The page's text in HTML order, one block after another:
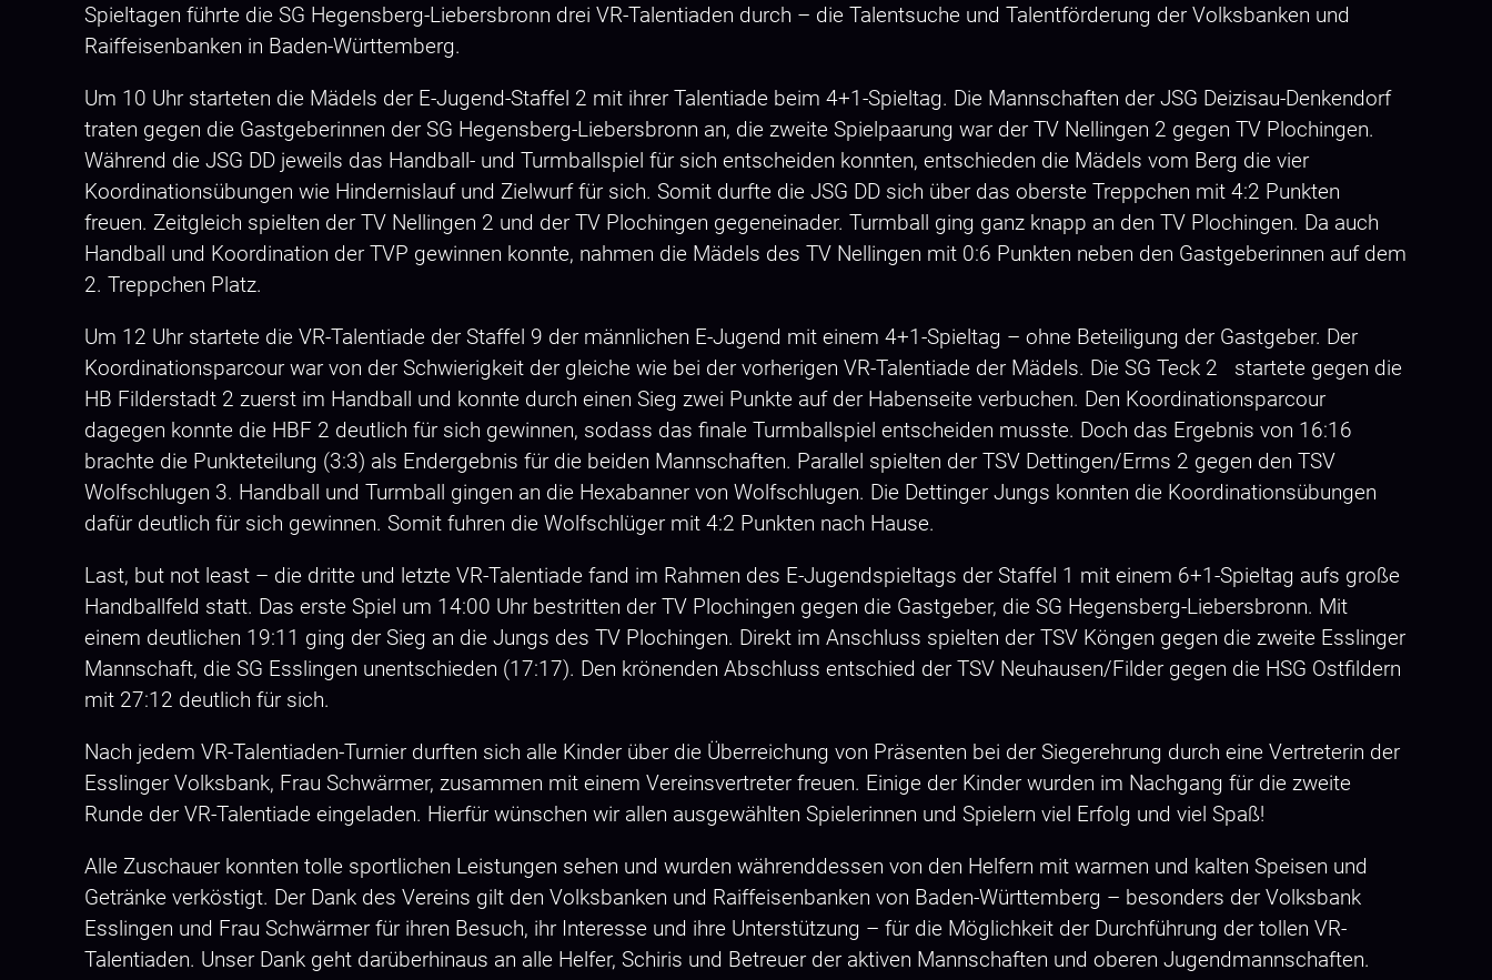
Spieltagen führte die SG Hegensberg-Liebersbronn drei VR-Talentiaden durch – die Talentsuche und Talentförderung der Volksbanken und
Raiffeisenbanken in Baden-Württemberg.
Um 10 Uhr starteten die Mädels der E-Jugend-Staffel 2 mit ihrer Talentiade beim 4+1-Spieltag. Die Mannschaften der JSG Deizisau-Denkendorf
traten gegen die Gastgeberinnen der SG Hegensberg-Liebersbronn an, die zweite Spielpaarung war der TV Nellingen 2 gegen TV Plochingen.
Während die JSG DD jeweils das Handball- und Turmballspiel für sich entscheiden konnten, entschieden die Mädels vom Berg die vier
Koordinationsübungen wie Hindernislauf und Zielwurf für sich. Somit durfte die JSG DD sich über das oberste Treppchen mit 4:2 Punkten
freuen. Zeitgleich spielten der TV Nellingen 2 und der TV Plochingen gegeneinader. Turmball ging ganz knapp an den TV Plochingen. Da auch
Handball und Koordination der TVP gewinnen konnte, nahmen die Mädels des TV Nellingen mit 0:6 Punkten neben den Gastgeberinnen auf dem
2. Treppchen Platz.
Um 12 Uhr startete die VR-Talentiade der Staffel 9 der männlichen E-Jugend mit einem 4+1-Spieltag – ohne Beteiligung der Gastgeber. Der
Koordinationsparcour war von der Schwierigkeit der gleiche wie bei der vorherigen VR-Talentiade der Mädels. Die SG Teck 2 startete gegen die
HB Filderstadt 2 zuerst im Handball und konnte durch einen Sieg zwei Punkte auf der Habenseite verbuchen. Den Koordinationsparcour
dagegen konnte die HBF 2 deutlich für sich gewinnen, sodass das finale Turmballspiel entscheiden musste. Doch das Ergebnis von 16:16
brachte die Punkteteilung (3:3) als Endergebnis für die beiden Mannschaften. Parallel spielten der TSV Dettingen/Erms 2 gegen den TSV
Wolfschlugen 3. Handball und Turmball gingen an die Hexabanner von Wolfschlugen. Die Dettinger Jungs konnten die Koordinationsübungen
dafür deutlich für sich gewinnen. Somit fuhren die Wolfschlüger mit 4:2 Punkten nach Hause.
Last, but not least – die dritte und letzte VR-Talentiade fand im Rahmen des E-Jugendspieltags der Staffel 1 mit einem 6+1-Spieltag aufs große
Handballfeld statt. Das erste Spiel um 14:00 Uhr bestritten der TV Plochingen gegen die Gastgeber, die SG Hegensberg-Liebersbronn. Mit
einem deutlichen 19:11 ging der Sieg an die Jungs des TV Plochingen. Direkt im Anschluss spielten der TSV Köngen gegen die zweite Esslinger
Mannschaft, die SG Esslingen unentschieden (17:17). Den krönenden Abschluss entschied der TSV Neuhausen/Filder gegen die HSG Ostfildern
mit 27:12 deutlich für sich.
Nach jedem VR-Talentiaden-Turnier durften sich alle Kinder über die Überreichung von Präsenten bei der Siegerehrung durch eine Vertreterin der
Esslinger Volksbank, Frau Schwärmer, zusammen mit einem Vereinsvertreter freuen. Einige der Kinder wurden im Nachgang für die zweite
Runde der VR-Talentiade eingeladen. Hierfür wünschen wir allen ausgewählten Spielerinnen und Spielern viel Erfolg und viel Spaß!
Alle Zuschauer konnten tolle sportlichen Leistungen sehen und wurden währenddessen von den Helfern mit warmen und kalten Speisen und
Getränke verköstigt. Der Dank des Vereins gilt den Volksbanken und Raiffeisenbanken von Baden-Württemberg – besonders der Volksbank
Esslingen und Frau Schwärmer für ihren Besuch, ihr Interesse und ihre Unterstützung – für die Möglichkeit der Durchführung der tollen VR-
Talentiaden. Unser Dank geht darüberhinaus an alle Helfer, Schiris und Betreuer der aktiven Mannschaften und oberen Jugendmannschaften.